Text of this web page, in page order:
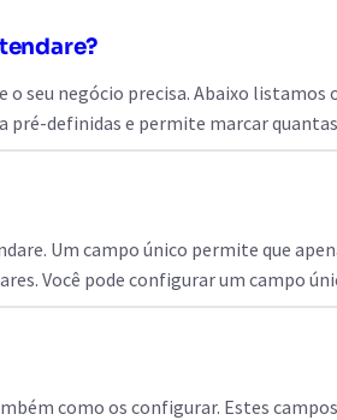
seu negócio precisa. Abaixo
pré-definidas e permite marcar
Um campo único permite que
Você pode configurar um campo
como os configurar. Estes